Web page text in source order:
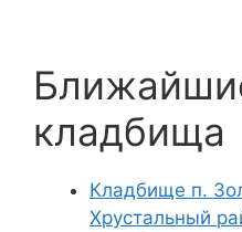
кладбища
Кладбище п.
Хрустальный